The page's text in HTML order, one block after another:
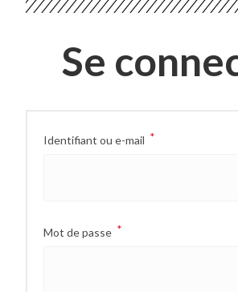
Se
Identifiant ou e-mail *
Mot de passe *